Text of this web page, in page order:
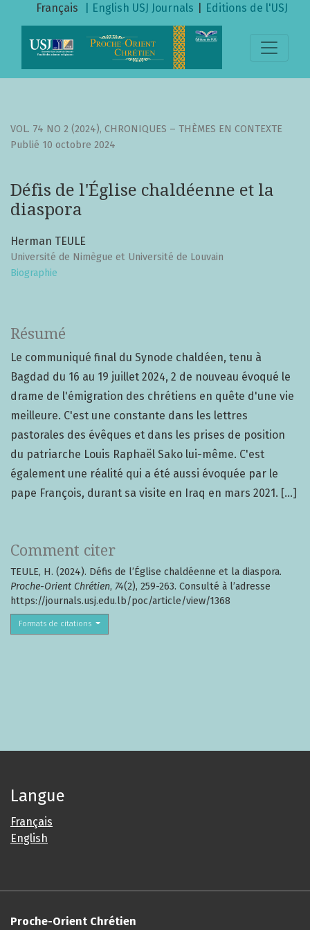
Défis de l&#039;Église chaldéenne et la diaspora
Français | English USJ Journals Editions de l'USJ
VOL. 74 NO 2 (2024), CHRONIQUES – THÈMES EN CONTEXTE
Défis de l'Église chaldéenne et la
diaspora
Publié 10 octobre 2024
Herman TEULE
Université de Nimègue et Université de Louvain
Biographie
Comment citer
TEULE, H. (2024). Défis de l’Église chaldéenne et la diaspora.
Proche-Orient Chrétien, 74(2), 259-263. Consulté à l’adresse
https://journals.usj.edu.lb/poc/article/view/1368
Formats de citations
Résumé
Le communiqué final du Synode chaldéen, tenu à
Bagdad du 16 au 19 juillet 2024, 2 de nouveau évoqué le
drame de l'émigration des chrétiens en quête d'une vie
meilleure. C'est une constante dans les lettres
pastorales des évêques et dans les prises de position
du patriarche Louis Raphaël Sako lui-même. C'est
également une réalité qui a été aussi évoquée par le
pape François, durant sa visite en Iraq en mars 2021. [...]
Langue
Français
English
Proche-Orient Chrétien